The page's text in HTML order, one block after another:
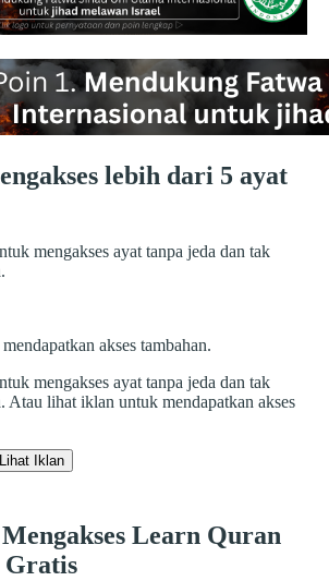
lebih dari 5 ayat
mengakses ayat tanpa jeda dan tak
akses tambahan.
mengakses ayat tanpa jeda dan tak
Atau lihat iklan untuk mendapatkan akses
Lihat Iklan
Learn Quran
Gratis